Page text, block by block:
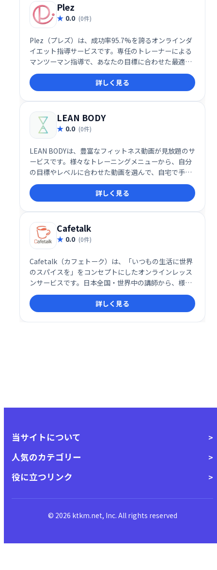
Plez
0.0 (0件)
Plez（プレズ）は、成功率95.7%を誇るオンラインダ
イエット指導サービスです。専任のトレーナーによる
マンツーマン指導で、あなたの目標に合わせた最適な
プランを提供します。無理なく続けられるプログラム
と、確かな実績で、理想の体型を手に入れましょう。
詳しく見る
LEAN BODY
0.0 (0件)
LEAN BODYは、豊富なフィットネス動画が見放題のサ
ービスです。様々なトレーニングメニューから、自分
の目標やレベルに合わせた動画を選んで、自宅で手軽
にトレーニングできます。効率的なワークアウトで理
想のボディを目指しましょう！
詳しく見る
Cafetalk
0.0 (0件)
Cafetalk（カフェトーク）は、「いつもの生活に世界
のスパイスを」をコンセプトにしたオンラインレッス
ンサービスです。日本全国・世界中の講師から、様々
な言語や文化を学ぶことができます。手軽に始められ
るオンラインレッスンで、新たな世界への扉を開きま
しょう！
詳しく見る
当サイトについて
人気のカテゴリー
役に立つリンク
© 2026 ktkm.net, Inc. All rights reserved